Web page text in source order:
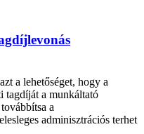
a lehetőséget, hogy a
tagdíját a munkáltató
a
adminisztrációs terhet